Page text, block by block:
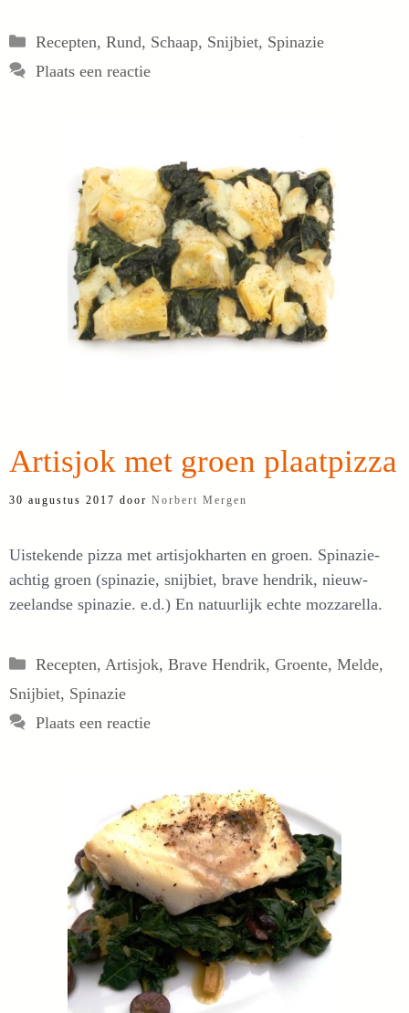
Categorieën
Recepten, Rund, Schaap, Snijbiet, Spinazie
Plaats een reactie
Artisjok met groen plaatpizza
30 augustus 2017 door Norbert Mergen
Uistekende pizza met artisjokharten en groen. Spinazie-
achtig groen (spinazie, snijbiet, brave hendrik, nieuw-
zeelandse spinazie. e.d.) En natuurlijk echte mozzarella.
Categorieën
Recepten, Artisjok, Brave Hendrik, Groente, Melde,
Snijbiet, Spinazie
Plaats een reactie